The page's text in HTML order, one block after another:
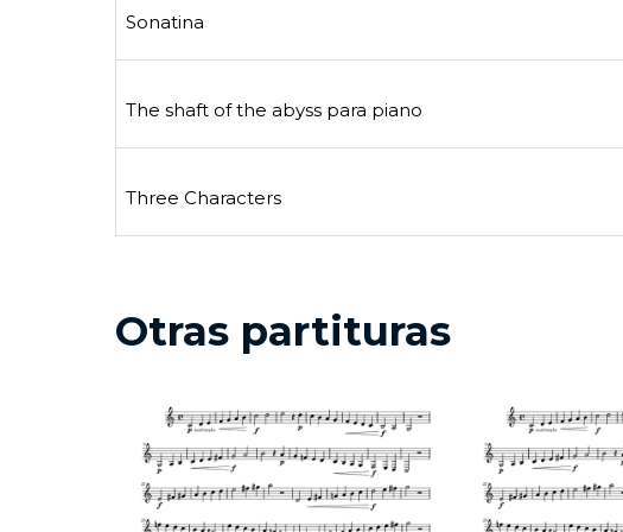
Sonatina
The shaft of the abyss para piano
Three Characters
Otras partituras